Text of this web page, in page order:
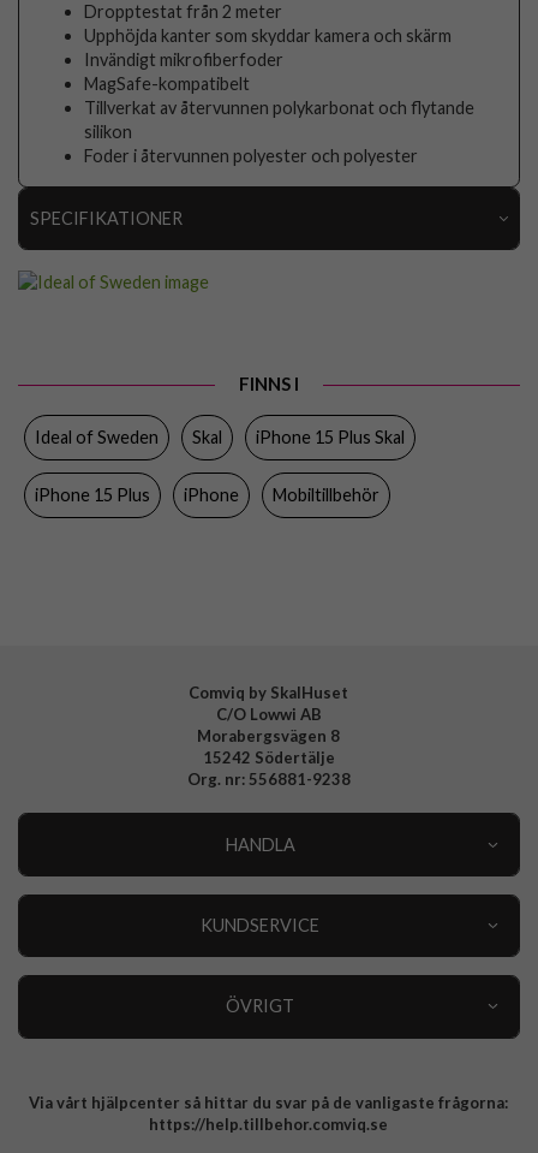
Dropptestat från 2 meter
Upphöjda kanter som skyddar kamera och skärm
Invändigt mikrofiberfoder
MagSafe-kompatibelt
Tillverkat av återvunnen polykarbonat och flytande
silikon
Foder i återvunnen polyester och polyester
SPECIFIKATIONER
Färg
Varumärke Ideal of Sweden
FINNS I
Ideal of Sweden Skal iPhone 15 Plus Skal
iPhone 15 Plus iPhone Mobiltillbehör
Comviq by SkalHuset
C/O Lowwi AB
Morabergsvägen 8
15242 Södertälje
Org. nr: 556881-9238
HANDLA
KUNDSERVICE
ÖVRIGT
Integritetspolicy
Via vårt hjälpcenter så hittar du svar på de vanligaste frågorna:
https://help.tillbehor.comviq.se